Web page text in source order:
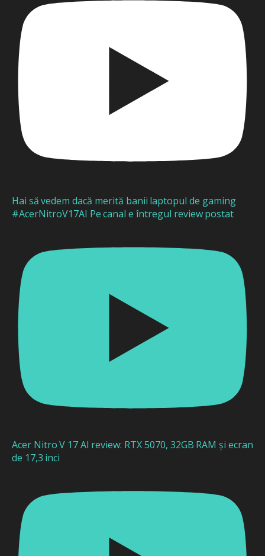
Hai să vedem dacă merită banii laptopul de gaming
#AcerNitroV17AI Pe canal e întregul review postat
Acer Nitro V 17 AI review: RTX 5070, 32GB RAM și ecran
de 17,3 inci